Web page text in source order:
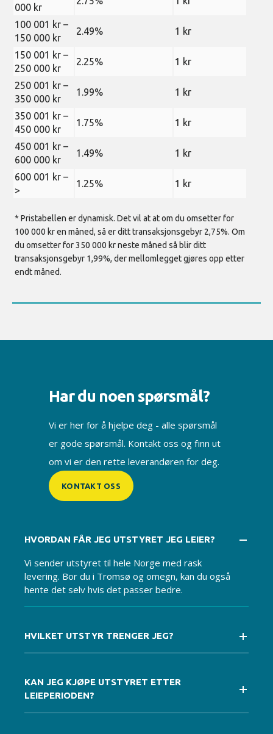
000 kr
100 001 kr –
150 000 kr
2.49% 1 kr
150 001 kr –
250 000 kr
2.25% 1 kr
250 001 kr –
350 000 kr
1.99% 1 kr
350 001 kr –
450 000 kr
1.75% 1 kr
450 001 kr –
600 000 kr
1.49% 1 kr
600 001 kr –
>
1.25% 1 kr
* Pristabellen er dynamisk. Det vil at at om du omsetter for
100 000 kr en måned, så er ditt transaksjonsgebyr 2,75%. Om
du omsetter for 350 000 kr neste måned så blir ditt
transaksjonsgebyr 1,99%, der mellomlegget gjøres opp etter
endt måned.
Har du noen spørsmål?
Vi er her for å hjelpe deg - alle spørsmål
er gode spørsmål. Kontakt oss og finn ut
om vi er den rette leverandøren for deg.
KONTAKT OSS
HVORDAN FÅR JEG UTSTYRET JEG LEIER?
Vi sender utstyret til hele Norge med rask
levering. Bor du i Tromsø og omegn, kan du også
hente det selv hvis det passer bedre.
HVILKET UTSTYR TRENGER JEG?
KAN JEG KJØPE UTSTYRET ETTER
LEIEPERIODEN?